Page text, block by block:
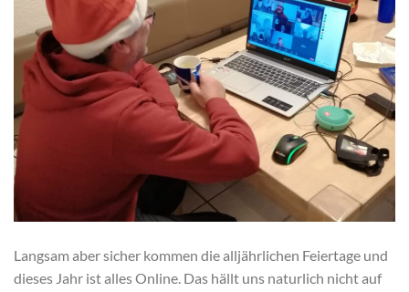
Langsam aber sicher kommen die alljährlichen Feiertage und
dieses Jahr ist alles Online. Das hällt uns naturlich nicht auf